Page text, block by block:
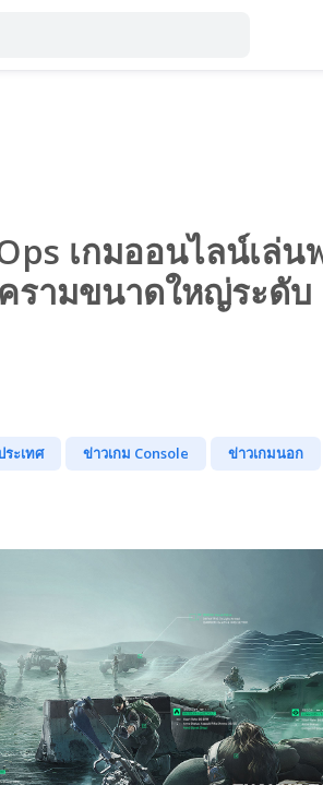
เกมออนไลน์เล่น
รามขนาดใหญ่ระดับ
ะเทศ ข่าวเกม Console
ข่าวเกมนอก